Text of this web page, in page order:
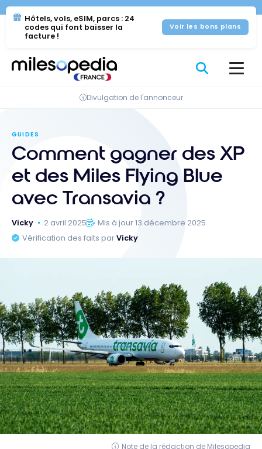
Panneau de gestion des cookies
Se
rendreHôtels, vols, eSIM, parcs : 24
codes qui font baisser la
facture !
Voir les bons plans
Divulgation de l'annonceur
GUIDES
Comment gagner des XP
et des Miles Flying Blue
avec Transavia ?
Vicky 2 avril 2025
Mis à jour 13 décembre 2025
Vérification des faits parVicky
Note de la rédaction de Milesopedia